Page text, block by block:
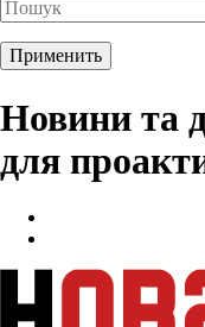
Новини та
для